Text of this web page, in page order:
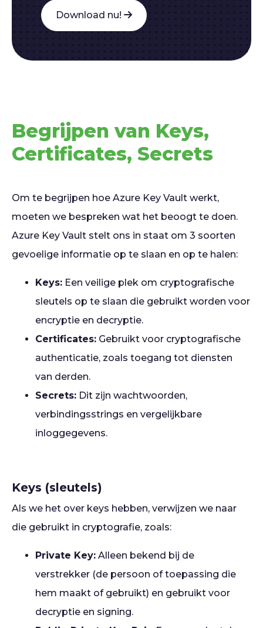
Download nu!
Begrijpen van Keys,
Certificates, Secrets
Om te begrijpen hoe Azure Key Vault werkt,
moeten we bespreken wat het beoogt te doen.
Azure Key Vault stelt ons in staat om 3 soorten
gevoelige informatie op te slaan en op te halen:
Keys: Een veilige plek om cryptografische
sleutels op te slaan die gebruikt worden voor
encryptie en decryptie.
Certificates: Gebruikt voor cryptografische
authenticatie, zoals toegang tot diensten
van derden.
Secrets: Dit zijn wachtwoorden,
verbindingsstrings en vergelijkbare
inloggegevens.
Keys (sleutels)
Als we het over keys hebben, verwijzen we naar
die gebruikt in cryptografie, zoals:
Private Key: Alleen bekend bij de
verstrekker (de persoon of toepassing die
hem maakt of gebruikt) en gebruikt voor
decryptie en signing.